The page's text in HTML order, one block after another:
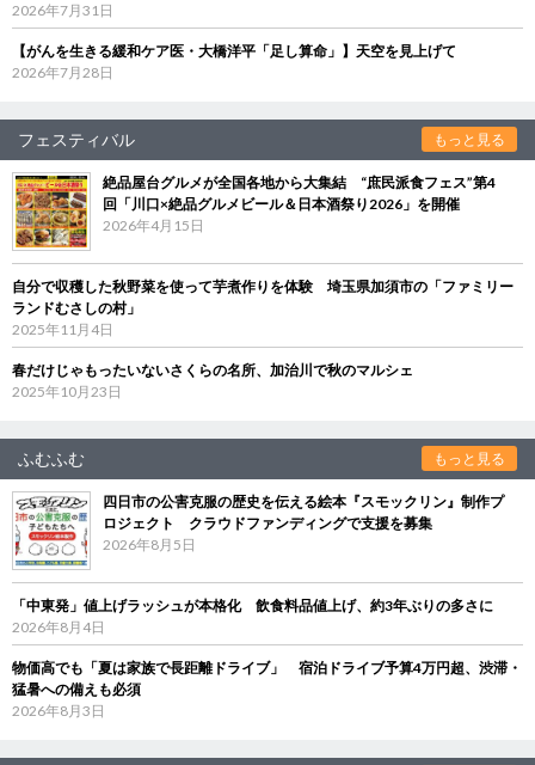
2026年7月31日
【がんを生きる緩和ケア医・大橋洋平「足し算命」】天空を見上げて
2026年7月28日
フェスティバル もっと見る
絶品屋台グルメが全国各地から大集結 “庶民派食フェス”第4
回「川口×絶品グルメビール＆日本酒祭り2026」を開催
2026年4月15日
自分で収穫した秋野菜を使って芋煮作りを体験 埼玉県加須市の「ファミリー
ランドむさしの村」
2025年11月4日
春だけじゃもったいないさくらの名所、加治川で秋のマルシェ
2025年10月23日
ふむふむ もっと見る
四日市の公害克服の歴史を伝える絵本『スモックリン』制作プ
ロジェクト クラウドファンディングで支援を募集
2026年8月5日
「中東発」値上げラッシュが本格化 飲食料品値上げ、約3年ぶりの多さに
2026年8月4日
物価高でも「夏は家族で長距離ドライブ」 宿泊ドライブ予算4万円超、渋滞・
猛暑への備えも必須
2026年8月3日